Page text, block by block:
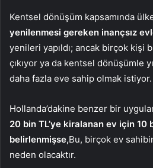
Kentsel dönüşüm kapsamında
yenilenmesi gereken inançsız
yenileri yapıldı; ancak birçok kişi
çıkıyor ya da kentsel dönüşümle
daha fazla eve sahip olmak istiyor.
Hollanda’dakine benzer bir
20 bin TL’ye kiralanan ev için 10
belirlenmişse,Bu, birçok ev
neden olacaktır.